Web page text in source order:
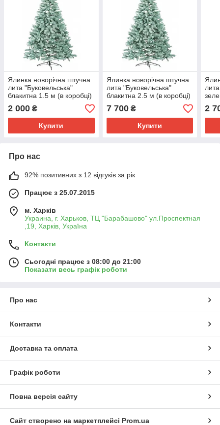
Ялинка новорічна штучна
лита "Буковельська"
блакитна 1.5 м (в коробці)
2 000 ₴
Купити
Ялинка новорічна штучна
лита "Буковельська"
блакитна 2.5 м (в коробці)
7 700₴
Купити
2
Про нас
92% позитивних з 12 відгуків за рік
Працює з 25.07.2015
м. Харків
Украина, г. Харьков, ТЦ "Барабашово" ул.Проспектная
,19, Харків, Україна
Контакти
Сьогодні працює з 08:00 до 21:00
Показати весь графік роботи
Про нас
Контакти
Доставка та оплата
Графік роботи
Повна версія сайту
Сайт створено на маркетплейсі Prom.ua